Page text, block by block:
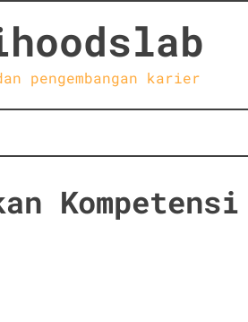
pengembangan karier
Kompetensi